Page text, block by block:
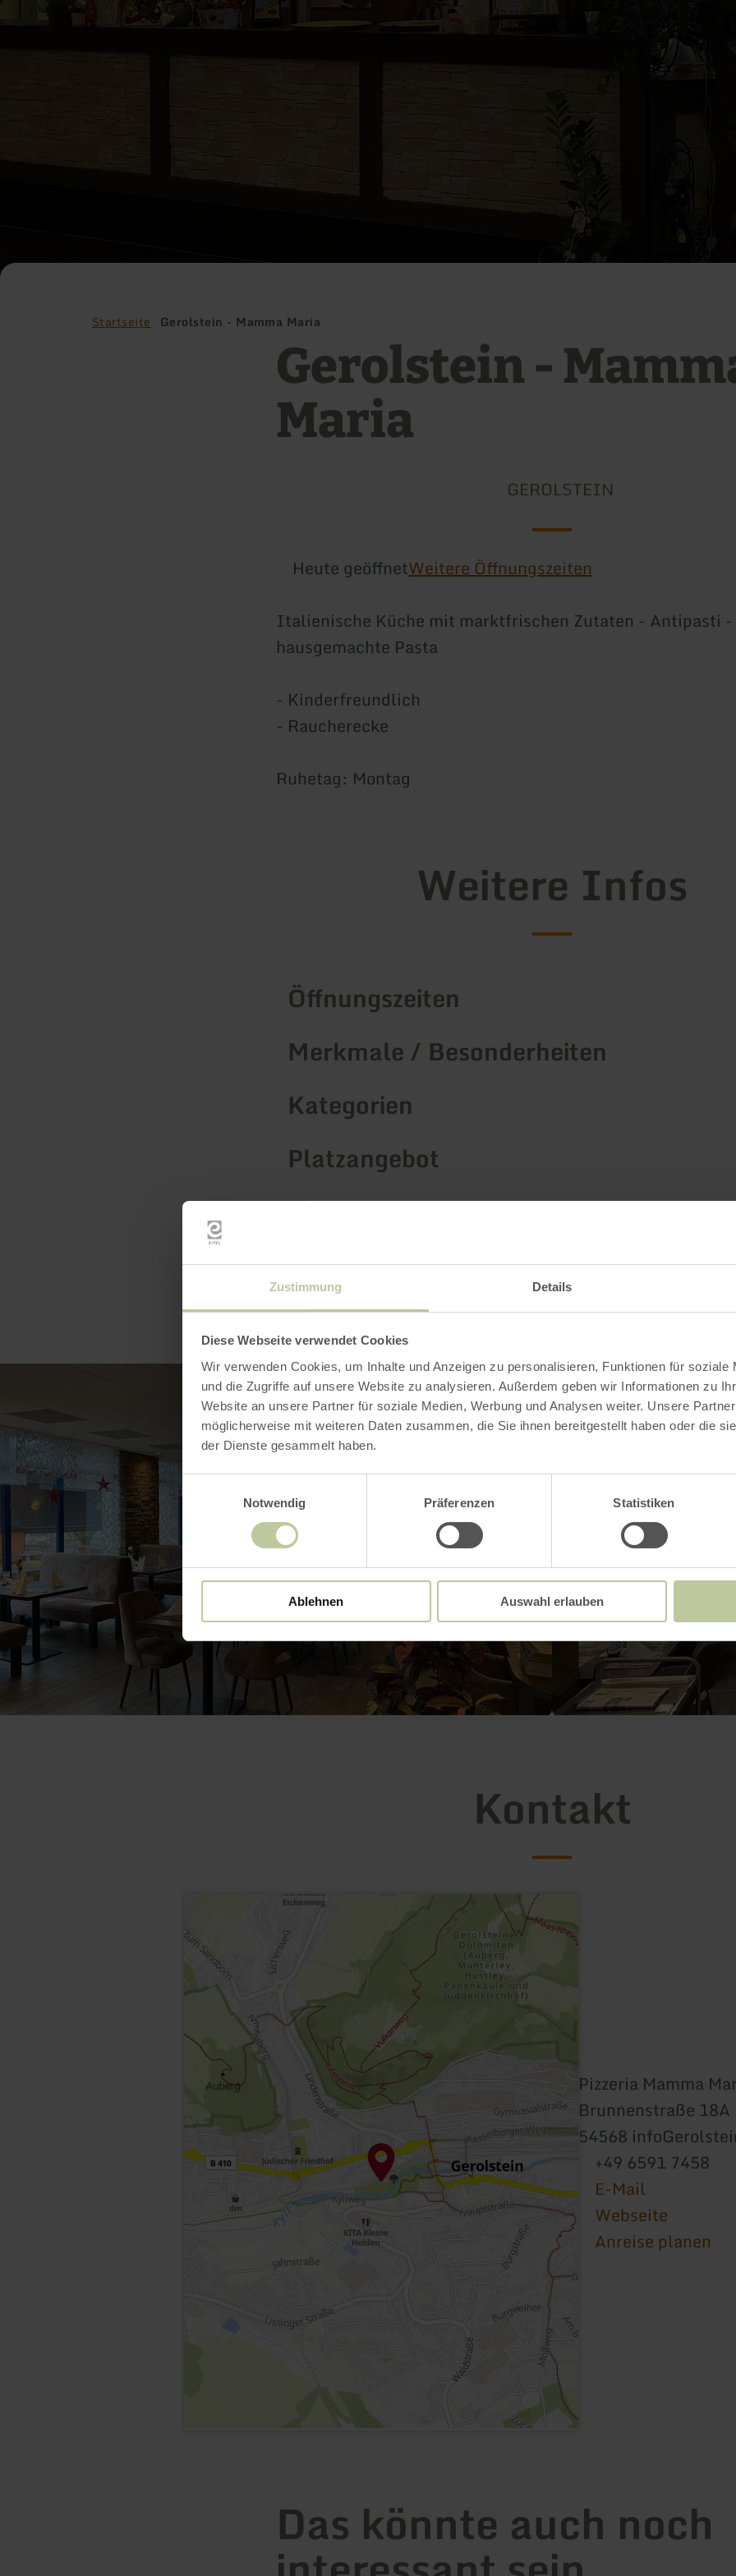
Zustimmung Details
Diese Webseite verwendet Cookies
Wir verwenden Cookies, um Inhalte und Anzeigen zu personalisieren, Funktionen für soziale
und die Zugriffe auf unsere Website zu analysieren. Außerdem geben wir Informationen zu
Website an unsere Partner für soziale Medien, Werbung und Analysen weiter. Unsere
möglicherweise mit weiteren Daten zusammen, die Sie ihnen bereitgestellt haben oder die
der Dienste gesammelt haben.
Notwendig
Präferenzen Statistiken
Ablehnen Auswahl erlauben
Startseite Gerolstein - Mamma Maria
Gerolstein -
Maria
GEROLSTEIN
Heute geöffnetWeitere Öffnungszeiten
Italienische Küche mit marktfrischen Zutaten - Antipasti -
hausgemachte Pasta
- Kinderfreundlich
- Raucherecke
Ruhetag: Montag
Weitere Infos
Öffnungszeiten
Merkmale / Besonderheiten
Kategorien
Platzangebot
Impressionen
Kontakt
Pizzeria Mamma
Brunnenstraße 18A
54568
+49 6591 7458
E-Mail
Webseite
Anreise planen
Das könnte auch noch